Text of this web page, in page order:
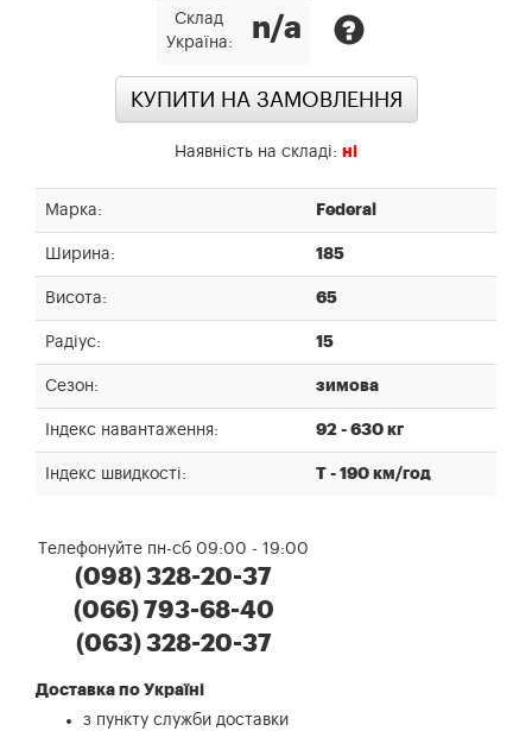
Склад
Україна:
n/a
КУПИТИ НА ЗАМОВЛЕННЯ
Наявність на складі: ні
Марка: Federal
Ширина: 185
Висота: 65
Радіус: 15
Сезон: зимова
Індекс навантаження: 92 - 630 кг
Індекс швидкості: T - 190 км/год
Телефонуйте пн-сб 09:00 - 19:00
(098) 328-20-37
(066) 793-68-40
(063) 328-20-37
Доставка по Україні
з пункту служби доставки